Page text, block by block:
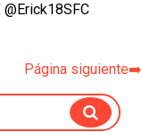
Página siguiente➡️